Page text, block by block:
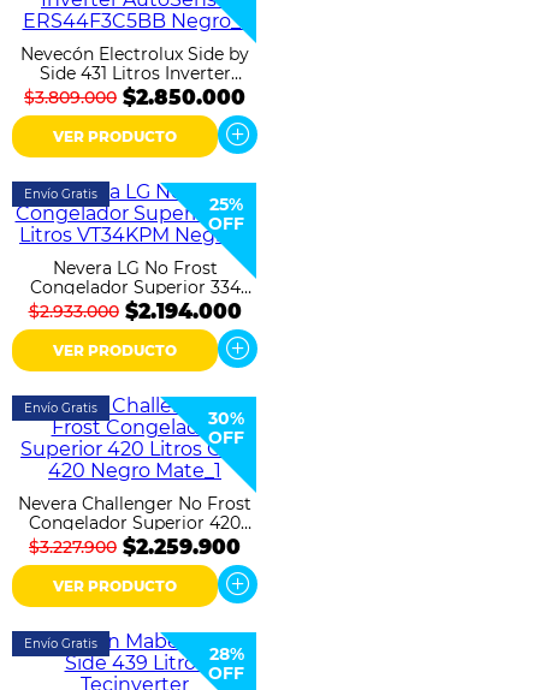
Nevecón Electrolux Side by
Side 431 Litros Inverter
AutoSense ERS44F3C5BB
Negro
$3.809.000 $2.850.000
VER PRODUCTO
Envío Gratis
25%
OFF
Nevera LG No Frost
Congelador Superior 334
Litros VT34KPM Negra
$2.933.000 $2.194.000
VER PRODUCTO
Envío Gratis
30%
OFF
Nevera Challenger No Frost
Congelador Superior 420
Litros CRA 420 Negro Mate
$3.227.900 $2.259.900
VER PRODUCTO
Envío Gratis
28%
OFF